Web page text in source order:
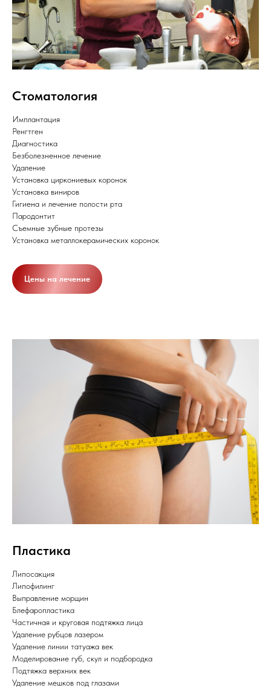
Стоматология
Имплантация
Ренгтген
Диагностика
Безболезненное лечение
Удаление
Установка циркониевых коронок
Установка виниров
Гигиена и лечение полости рта
Пародонтит
Съемные зубные протезы
Установка металлокерамических коронок
Цены на лечение
Пластика
Липосакция
Липофилинг
Выправление морщин
Блефаропластика
Частичная и круговая подтяжка лица
Удаление рубцов лазером
Удаление линии татуажа век
Моделирование губ, скул и подбородка
Подтяжка верхних век
Удаление мешков под глазами